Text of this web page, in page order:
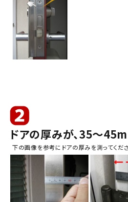
ドアの厚みが、35～
下の画像を参考にドアの厚みを測ってくだ